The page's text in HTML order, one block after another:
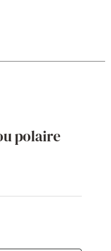
polaire